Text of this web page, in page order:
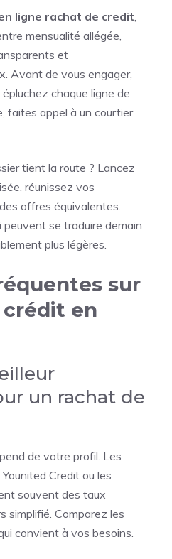
ligne rachat de credit,
mensualité allégée,
et
Avant de vous engager,
chaque ligne de
faites appel à un courtier
tient la route ? Lancez
réunissez vos
offres équivalentes.
peuvent se traduire demain
plus légères.
sur
en
un rachat de
de votre profil. Les
Credit ou les
souvent des taux
simplifié. Comparez les
convient à vos besoins.